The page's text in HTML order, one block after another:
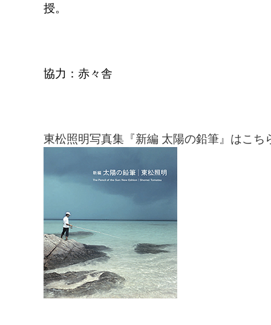
授。
協力：赤々舎
東松照明写真集『新編 太陽の鉛筆』はこち